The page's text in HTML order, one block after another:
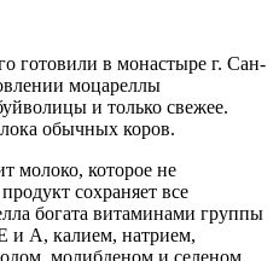
готовили в монастыре г. Сан-
моцареллы
и только свежее.
обычных коров.
молоко, которое не
сохраняет все
богата витаминами группы
и А, калием, натрием,